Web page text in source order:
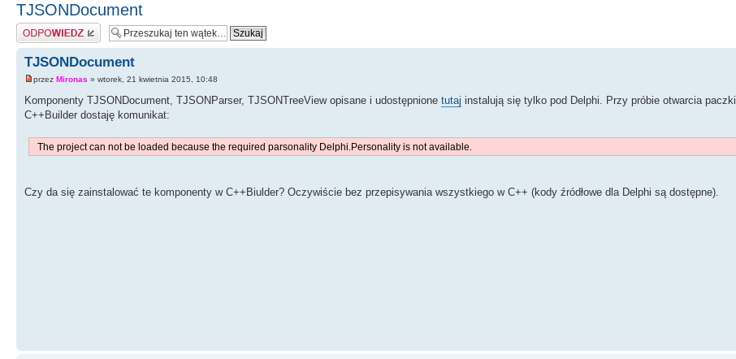
TJSONDocument
Odpowiedz
TJSONDocument
przez Mironas » wtorek, 21 kwietnia 2015, 10:48
Komponenty TJSONDocument, TJSONParser, TJSONTreeView opisane i udostępnione tutaj instalują się tylko pod Delphi. Przy próbie otwarcia paczki
C++Builder dostaję komunikat:
The project can not be loaded because the required parsonality Delphi.Personality is not available.
Czy da się zainstalować te komponenty w C++Biulder? Oczywiście bez przepisywania wszystkiego w C++ (kody źródłowe dla Delphi są dostępne).